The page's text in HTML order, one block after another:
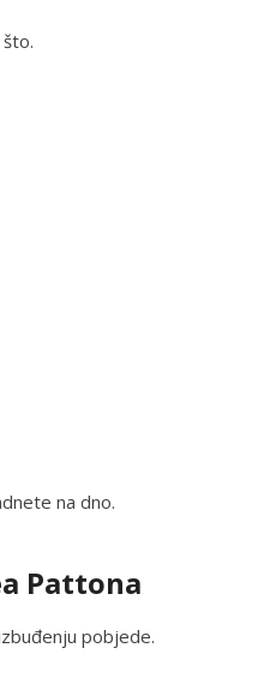
na dno.
Pattona
pobjede.